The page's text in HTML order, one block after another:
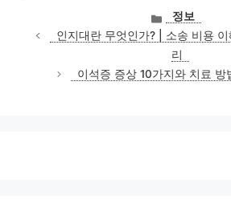
카
테
고
리
정보
인지대란 무엇인가? | 소송 비용
리
이석증 증상 10가지와 치료 방